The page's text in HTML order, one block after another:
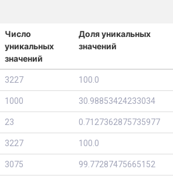
Число
уникальных
значений
Доля уникальных
значений
3227 100.0
1000 30.98853424233034
23 0.7127362875735977
3227 100.0
3075 99.77287475665152